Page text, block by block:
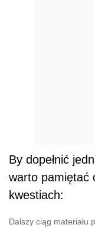
By dopełnić
warto pamiętać
kwestiach:
Dalszy ciąg materiału